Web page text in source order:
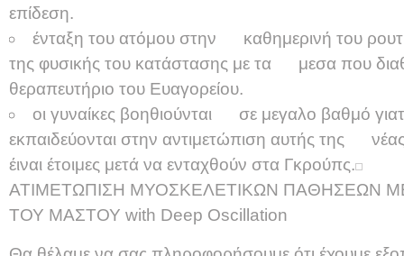
επίδεση.
ένταξη του ατόμου στην καθημερινή του
της φυσικής του κατάστασης με τα μεσα που
θεραπευτήριο του Ευαγορείου.
οι γυναίκες βοηθιούνται σε μεγαλο βαθμό
εκπαιδεύονται στην αντιμετώπιση αυτής της
έιναι έτοιμες μετά να ενταχθούν στα Γκρούπς.
ΑΤΙΜΕΤΩΠΙΣΗ ΜΥΟΣΚΕΛΕΤΙΚΩΝ ΠΑΘΗΣΕΩΝ
ΤΟΥ ΜΑΣΤΟΥ with Deep Oscillation